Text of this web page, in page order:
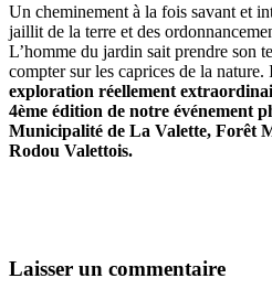
Un cheminement à la fois savant et
jaillit de la terre et des
L’homme du jardin sait prendre son
compter sur les caprices de la
exploration réellement
4ème édition de notre événement
Municipalité de La Valette, Forêt
Rodou Valettois.
Laisser un commentaire